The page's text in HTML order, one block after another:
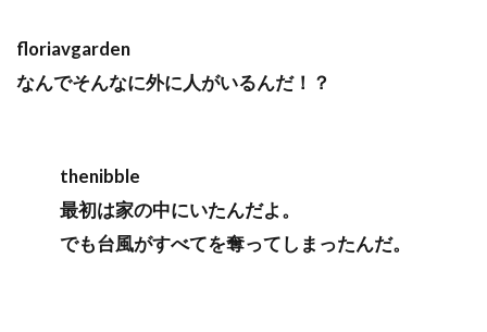
floriavgarden
なんでそんなに外に人がいるんだ！？
thenibble
最初は家の中にいたんだよ。
でも台風がすべてを奪ってしまったんだ。